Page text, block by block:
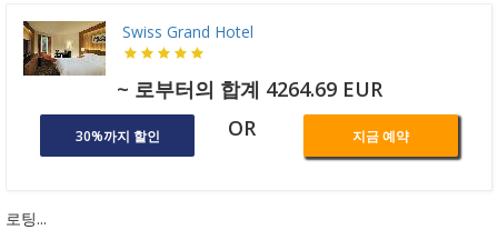
Swiss Grand Hotel
~ 로부터의 합계 4264.69 EUR
30%까지 할인 OR 지금 예약
로팅...